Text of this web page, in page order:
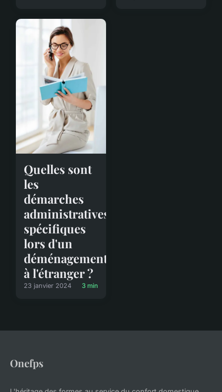
Quelles sont
les
démarches
administratives
spécifiques
lors d'un
déménagement
à l'étranger ?
23 janvier 2024 3 min
Onefps